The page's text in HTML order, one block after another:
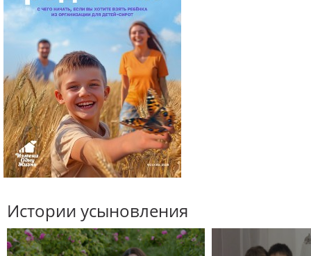
Истории усыновления